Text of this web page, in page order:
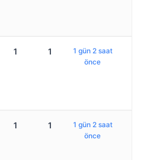
1 1
1 gün 2 saat
önce
1 1
1 gün 2 saat
önce